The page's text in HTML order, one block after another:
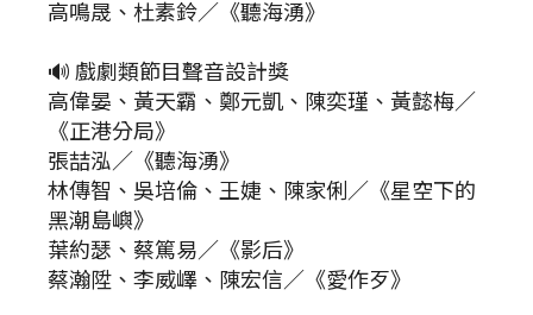
高鳴晟、杜素鈴／《聽海湧》
🔊 戲劇類節目聲音設計獎
高偉晏、黃天霸、鄭元凱、陳奕瑾、黃懿梅／
《正港分局》
張喆泓／《聽海湧》
林傳智、吳培倫、王婕、陳家俐／《星空下的
黑潮島嶼》
葉約瑟、蔡篤易／《影后》
蔡瀚陞、李威嶧、陳宏信／《愛作歹》